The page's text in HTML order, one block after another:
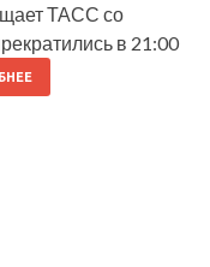
ТАСС со
в 21:00